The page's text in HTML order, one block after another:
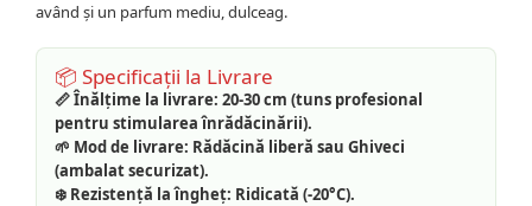
având și un parfum mediu, dulceag.
📦 Specificații la Livrare
📏 Înălțime la livrare: 20-30 cm (tuns profesional
pentru stimularea înrădăcinării).
🌱 Mod de livrare: Rădăcină liberă sau Ghiveci
(ambalat securizat).
❄️ Rezistență la îngheț: Ridicată (-20°C).